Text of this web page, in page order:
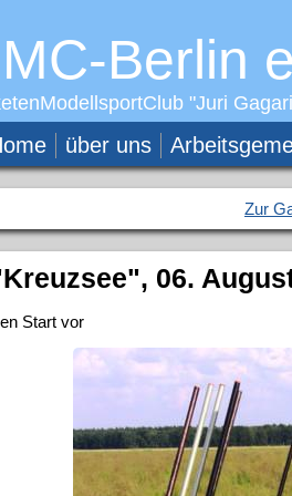
Berlin
"Juri
über uns
Zur
06.
Start vor